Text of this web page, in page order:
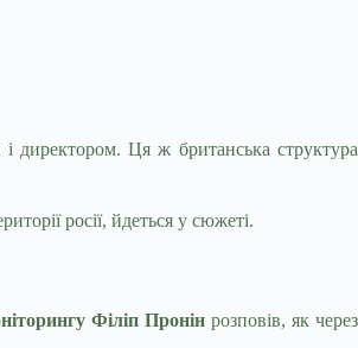
директором. Ця ж британська структура
росії, йдеться у сюжеті.
Філіп Пронін розповів, як через